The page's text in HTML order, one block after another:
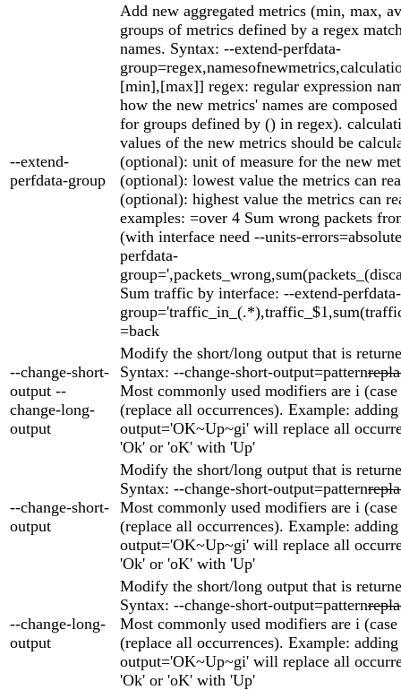
--extend-
perfdata-group
Add new aggregated metrics (min, max,
groups of metrics defined by a regex
names. Syntax: --extend-perfdata-
[min],[max]] regex: regular expression
how the new metrics' names are
for groups defined by () in regex).
values of the new metrics should be
(optional): unit of measure for the new
(optional): lowest value the metrics can
(optional): highest value the metrics can
examples: =over 4 Sum wrong packets
(with interface need --units-
perfdata-
Sum traffic by interface: --extend-perfdata-
=back
--change-short-
output --
change-long-
output
Modify the short/long output that is
Syntax: --change-short-output=pattern
Most commonly used modifiers are i
(replace all occurrences). Example:
output='OK~Up~gi' will replace all
'Ok' or 'oK' with 'Up'
--change-short-
output
Modify the short/long output that is
Syntax: --change-short-output=pattern
Most commonly used modifiers are i
(replace all occurrences). Example:
output='OK~Up~gi' will replace all
'Ok' or 'oK' with 'Up'
--change-long-
output
Modify the short/long output that is
Syntax: --change-short-output=pattern
Most commonly used modifiers are i
(replace all occurrences). Example:
output='OK~Up~gi' will replace all
'Ok' or 'oK' with 'Up'